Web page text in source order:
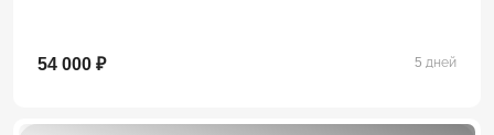
54 000 ₽ 5 дней